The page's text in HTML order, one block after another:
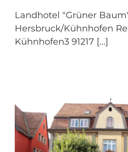
Landhotel "Grüner
Hersbruck/Kühnhofen
Kühnhofen3 91217 [...]